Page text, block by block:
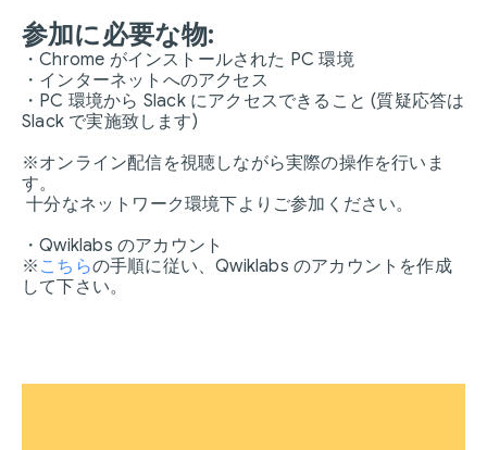
参加に必要な物:
・Chrome がインストールされた PC 環境
・インターネットへのアクセス
・PC 環境から Slack にアクセスできること (質疑応答は
Slack で実施致します)
※オンライン配信を視聴しながら実際の操作を行いま
す。
十分なネットワーク環境下よりご参加ください。
・Qwiklabs のアカウント
※ こちらの手順に従い、Qwiklabs のアカウントを作成
して下さい。